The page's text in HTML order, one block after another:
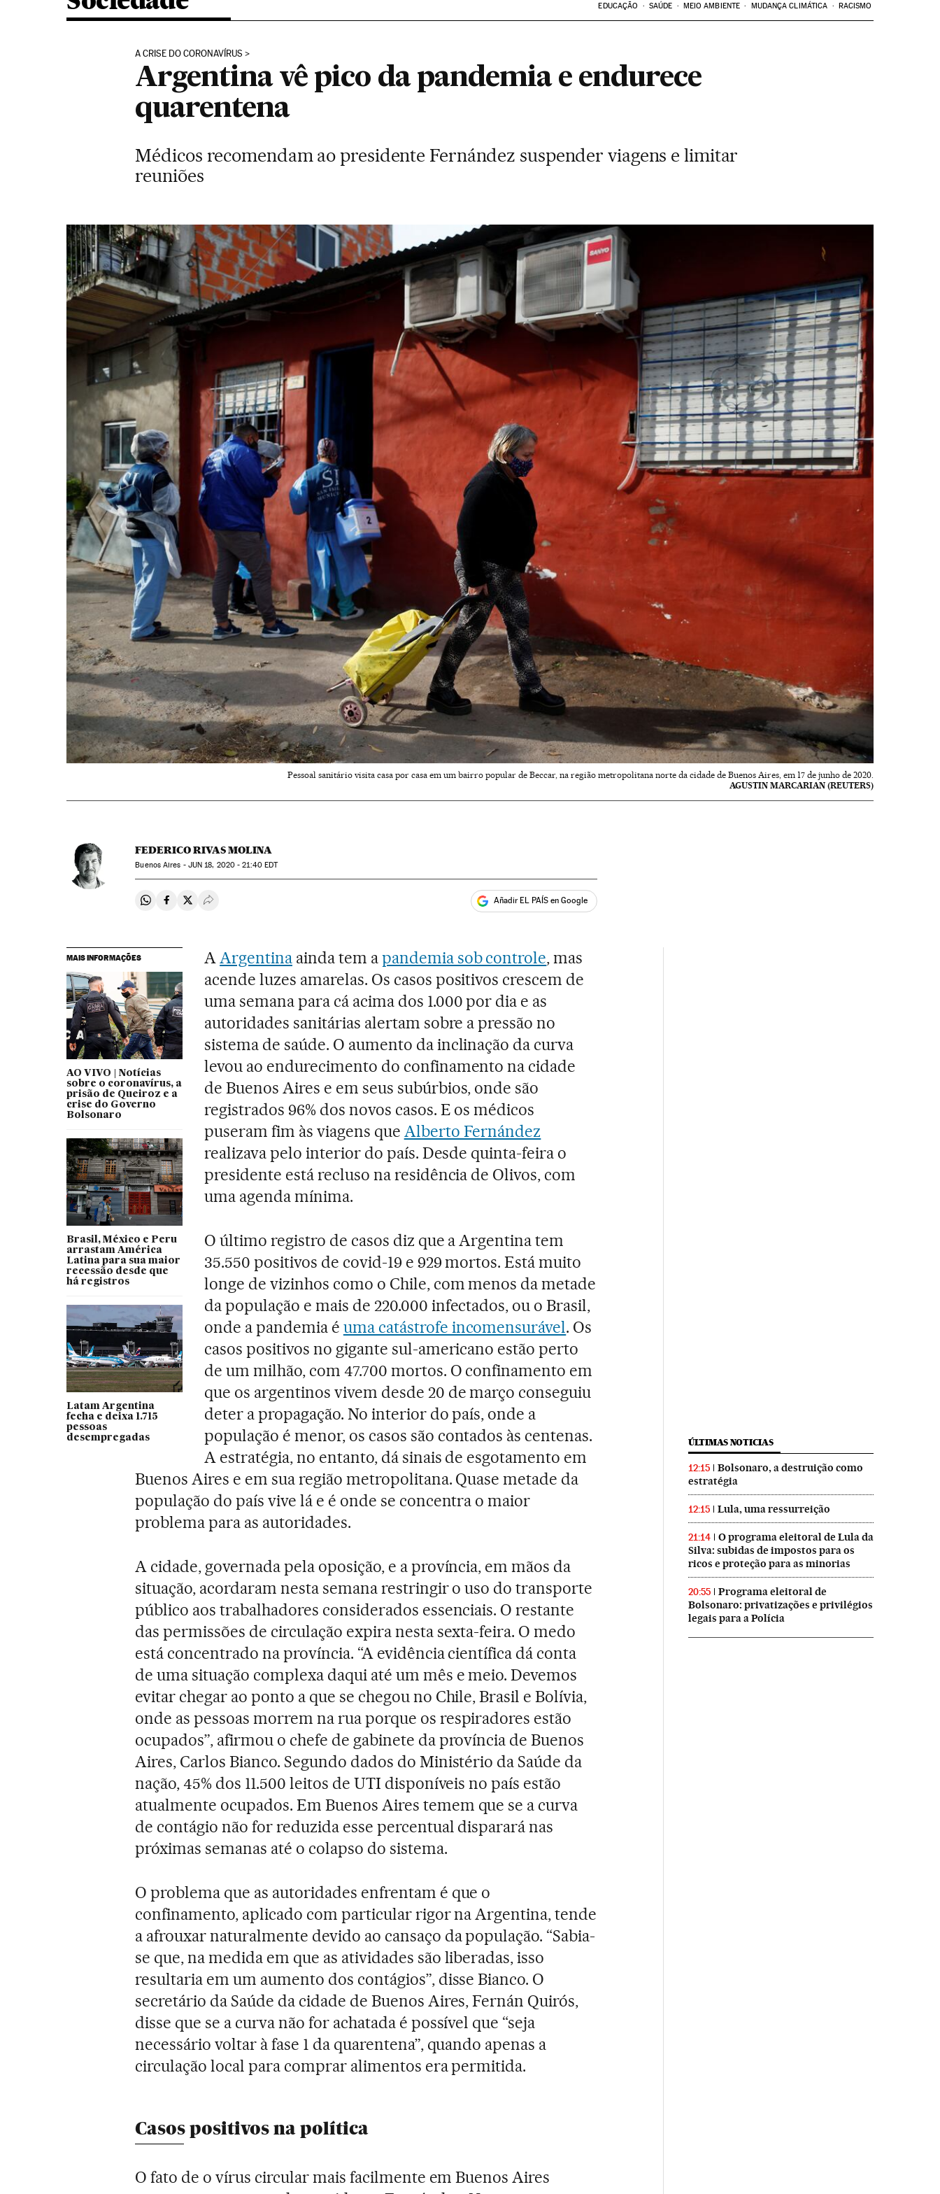
EDUCAÇÃO SAÚDE MEIO AMBIENTE MUDANÇA CLIMÁTICA RACISMO
A CRISE DO CORONAVÍRUS
Argentina vê pico da pandemia e endurece
quarentena
Médicos recomendam ao presidente Fernández suspender viagens e limitar
reuniões
Pessoal sanitário visita casa por casa em um bairro popular de Beccar, na região metropolitana norte da cidade de Buenos Aires, em 17 de junho de 2020.
AGUSTIN MARCARIAN (REUTERS)
FEDERICO RIVAS MOLINA
Buenos Aires - JUN 18, 2020 - 21:40EDT
Compartir en Whatsapp
Compartir en Facebook
Compartir en Twitter
Desplegar Redes Sociales Añadir EL PAÍS en Google
MAIS INFORMAÇÕES
AO VIVO | Notícias
sobre o coronavírus, a
prisão de Queiroz e a
crise do Governo
Bolsonaro
Brasil, México e Peru
arrastam América
Latina para sua maior
recessão desde que
há registros
Latam Argentina
fecha e deixa 1.715
pessoas
desempregadas
AArgentinaainda tem apandemia sob controle, mas
acende luzes amarelas. Os casos positivos crescem de
uma semana para cá acima dos 1.000 por dia e as
autoridades sanitárias alertam sobre a pressão no
sistema de saúde. O aumento da inclinação da curva
levou ao endurecimento do confinamento na cidade
de Buenos Aires e em seus subúrbios, onde são
registrados 96% dos novos casos. E os médicos
puseram fim às viagens que Alberto Fernández
realizava pelo interior do país. Desde quinta-feira o
presidente está recluso na residência de Olivos, com
uma agenda mínima.
O último registro de casos diz que a Argentina tem
35.550 positivos de covid-19 e 929 mortos. Está muito
longe de vizinhos como o Chile, com menos da metade
da população e mais de 220.000 infectados, ou o Brasil,
onde a pandemia é uma catástrofe incomensurável. Os
casos positivos no gigante sul-americano estão perto
de um milhão, com 47.700 mortos. O confinamento em
que os argentinos vivem desde 20 de março conseguiu
deter a propagação. No interior do país, onde a
população é menor, os casos são contados às centenas.
A estratégia, no entanto, dá sinais de esgotamento em
Buenos Aires e em sua região metropolitana. Quase metade da
população do país vive lá e é onde se concentra o maior
problema para as autoridades.
A cidade, governada pela oposição, e a província, em mãos da
situação, acordaram nesta semana restringir o uso do transporte
público aos trabalhadores considerados essenciais. O restante
das permissões de circulação expira nesta sexta-feira. O medo
está concentrado na província. “A evidência científica dá conta
de uma situação complexa daqui até um mês e meio. Devemos
evitar chegar ao ponto a que se chegou no Chile, Brasil e Bolívia,
onde as pessoas morrem na rua porque os respiradores estão
ocupados”, afirmou o chefe de gabinete da província de Buenos
Aires, Carlos Bianco. Segundo dados do Ministério da Saúde da
nação, 45% dos 11.500 leitos de UTI disponíveis no país estão
atualmente ocupados. Em Buenos Aires temem que se a curva
de contágio não for reduzida esse percentual disparará nas
próximas semanas até o colapso do sistema.
O problema que as autoridades enfrentam é que o
confinamento, aplicado com particular rigor na Argentina, tende
a afrouxar naturalmente devido ao cansaço da população. “Sabia-
se que, na medida em que as atividades são liberadas, isso
resultaria em um aumento dos contágios”, disse Bianco. O
secretário da Saúde da cidade de Buenos Aires, Fernán Quirós,
disse que se a curva não for achatada é possível que “seja
necessário voltar à fase 1 da quarentena”, quando apenas a
circulação local para comprar alimentos era permitida.
Casos positivos na política
O fato de o vírus circular mais facilmente em Buenos Aires
ÚLTIMAS NOTICIAS
12:15
Bolsonaro, a destruição como
estratégia
12:15 Lula, uma ressurreição
21:14
O programa eleitoral de Lula da
Silva: subidas de impostos para os
ricos e proteção para as minorias
20:55
Programa eleitoral de
Bolsonaro: privatizações e privilégios
legais para a Polícia